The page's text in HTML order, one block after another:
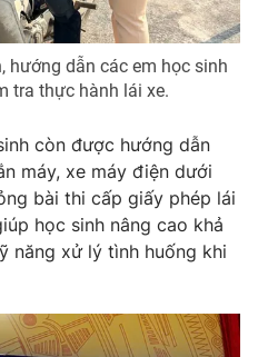
Tấm lòng Việt
Vươn mình bằng AI
VTV8
English
hướng dẫn các em học sinh
tra thực hành lái xe.
còn được hướng dẫn
máy, xe máy điện dưới
bài thi cấp giấy phép lái
học sinh nâng cao khả
năng xử lý tình huống khi